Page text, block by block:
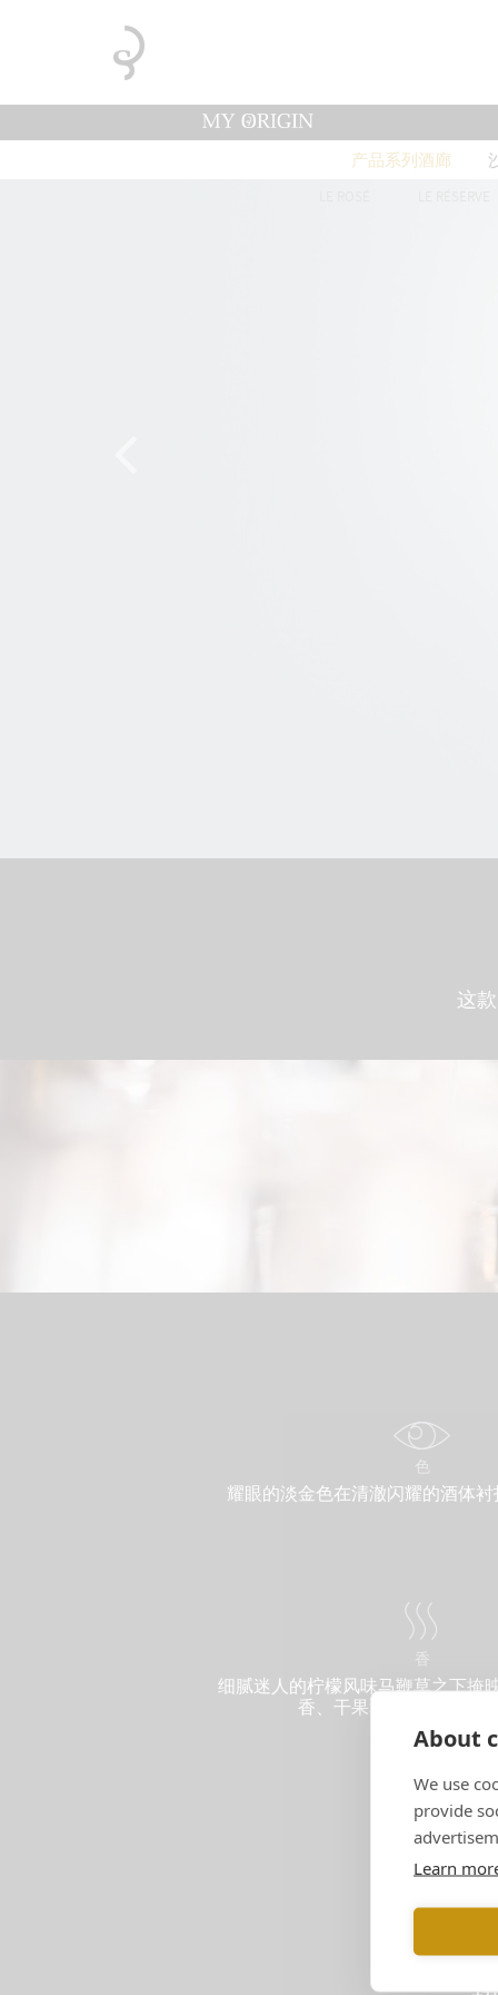
About
We use
provide
Learn
产品系列酒廊
这
色
耀眼的淡金色在清澈闪耀的酒体
香
细腻迷人的柠檬风味马鞭草之下掩
香、干果和奶油面包）